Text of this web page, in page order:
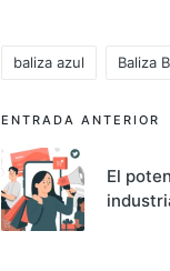
Etiquetas:
baliza azul Baliza
Navegación
de
entradas
ENTRADA ANTERIOR
El